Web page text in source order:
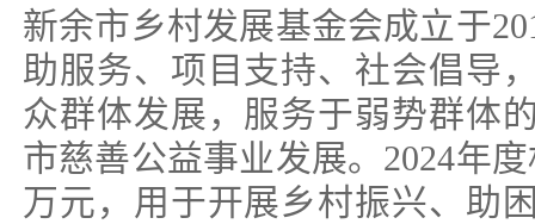
新余市乡村发展基金会成立于
助服务、项目支持、社会倡导
众群体发展，服务于弱势群体
市慈善公益事业发展。2024年
万元，用于开展乡村振兴、助